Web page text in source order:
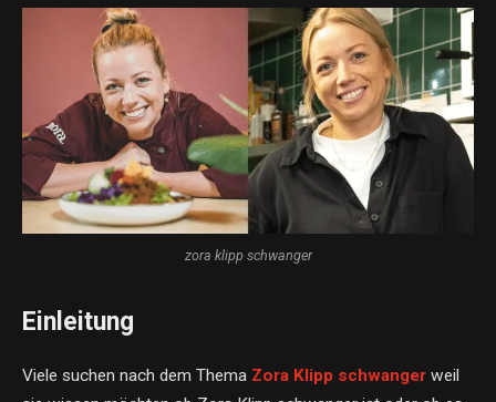
zora klipp schwanger
Einleitung
Viele suchen nach dem Thema Zora Klipp schwanger weil